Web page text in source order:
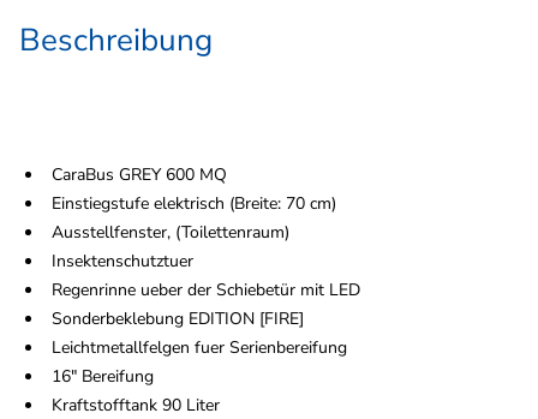
Beschreibung
CaraBus GREY 600 MQ
Einstiegstufe elektrisch (Breite: 70 cm)
Ausstellfenster, (Toilettenraum)
Insektenschutztuer
Regenrinne ueber der Schiebetür mit LED
Sonderbeklebung EDITION [FIRE]
Leichtmetallfelgen fuer Serienbereifung
16" Bereifung
Kraftstofftank 90 Liter